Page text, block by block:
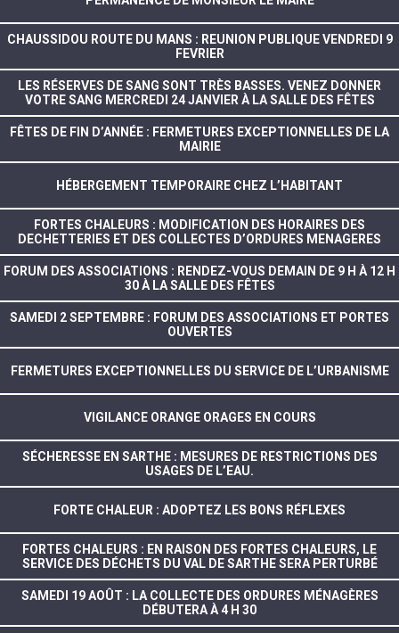
CHAUSSIDOU ROUTE DU MANS : REUNION PUBLIQUE VENDREDI 9
FEVRIER
LES RÉSERVES DE SANG SONT TRÈS BASSES. VENEZ DONNER
VOTRE SANG MERCREDI 24 JANVIER À LA SALLE DES FÊTES
FÊTES DE FIN D’ANNÉE : FERMETURES EXCEPTIONNELLES DE LA
MAIRIE
HÉBERGEMENT TEMPORAIRE CHEZ L’HABITANT
FORTES CHALEURS : MODIFICATION DES HORAIRES DES
DECHETTERIES ET DES COLLECTES D’ORDURES MENAGERES
FORUM DES ASSOCIATIONS : RENDEZ-VOUS DEMAIN DE 9 H À 12 H
30 À LA SALLE DES FÊTES
SAMEDI 2 SEPTEMBRE : FORUM DES ASSOCIATIONS ET PORTES
OUVERTES
FERMETURES EXCEPTIONNELLES DU SERVICE DE L’URBANISME
VIGILANCE ORANGE ORAGES EN COURS
SÉCHERESSE EN SARTHE : MESURES DE RESTRICTIONS DES
USAGES DE L’EAU.
FORTE CHALEUR : ADOPTEZ LES BONS RÉFLEXES
FORTES CHALEURS : EN RAISON DES FORTES CHALEURS, LE
SERVICE DES DÉCHETS DU VAL DE SARTHE SERA PERTURBÉ
SAMEDI 19 AOÛT : LA COLLECTE DES ORDURES MÉNAGÈRES
DÉBUTERA À 4 H 30